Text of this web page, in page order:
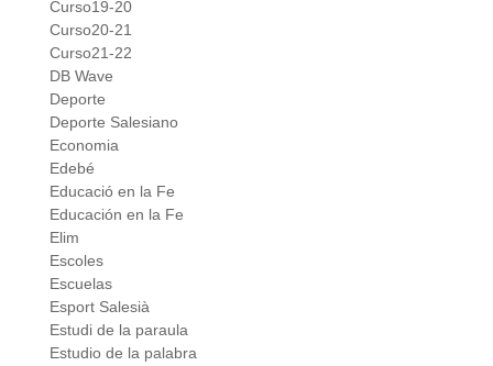
Curso19-20
Curso20-21
Curso21-22
DB Wave
Deporte
Deporte Salesiano
Economia
Edebé
Educació en la Fe
Educación en la Fe
Elim
Escoles
Escuelas
Esport Salesià
Estudi de la paraula
Estudio de la palabra